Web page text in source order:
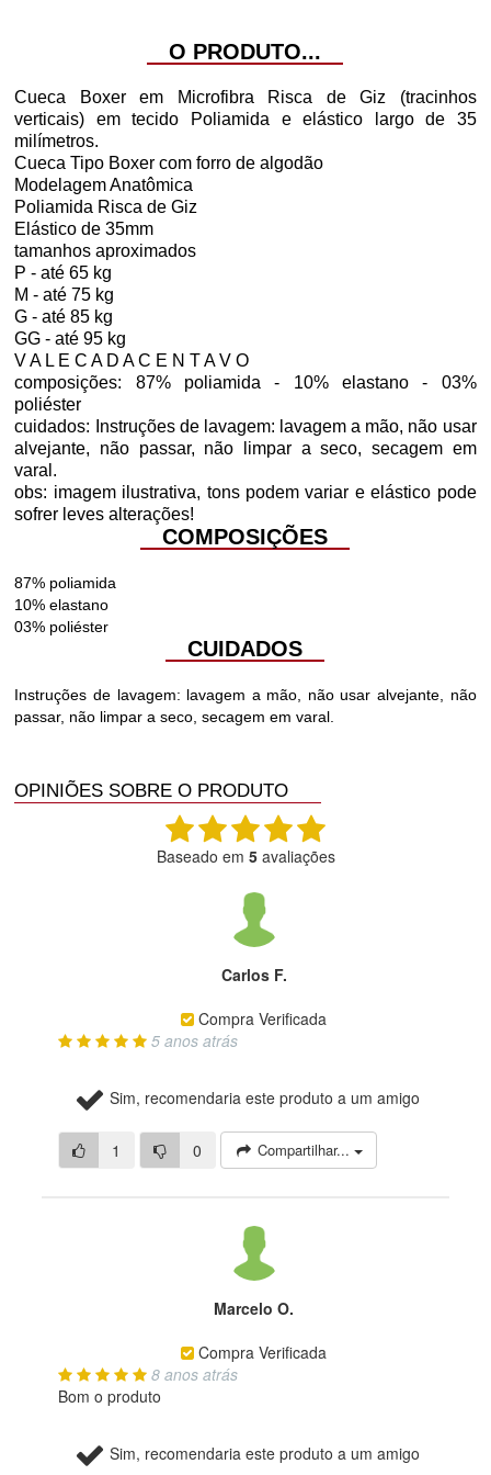
+
-
Avise-me Avise-me Avise-me
+
-
Avise-me Avise-me
Avise-me
O PRODUTO...
Cueca Boxer em Microfibra Risca de Giz (tracinhos
verticais) em tecido Poliamida e elástico largo de 35
milímetros.
Cueca Tipo Boxer com forro de algodão
Modelagem Anatômica
Poliamida Risca de Giz
Elástico de 35mm
tamanhos aproximados
P - até 65 kg
M - até 75 kg
G - até 85 kg
GG - até 95 kg
V A L E C A D A C E N T A V O
composições: 87% poliamida - 10% elastano - 03%
poliéster
cuidados: Instruções de lavagem: lavagem a mão, não usar
alvejante, não passar, não limpar a seco, secagem em
varal.
obs: imagem ilustrativa, tons podem variar e elástico pode
sofrer leves alterações!
COMPOSIÇÕES
87% poliamida
10% elastano
03% poliéster
CUIDADOS
Instruções de lavagem: lavagem a mão, não usar alvejante, não
passar, não limpar a seco, secagem em varal.
OPINIÕES SOBRE O PRODUTO
Baseado em 5avaliações
Carlos F.
Compra Verificada
5 anos atrás
Sim, recomendaria este produto a um amigo
1 0 Compartilhar...
Marcelo O.
Compra Verificada
8 anos atrás
Bom o produto
Sim, recomendaria este produto a um amigo